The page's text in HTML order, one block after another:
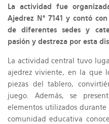
La actividad fue
Ajedrez N° 7141 y contó
de diferentes sedes y
pasión y destreza por esta
La actividad central tuvo
ajedrez viviente, en la que
piezas del tablero,
juego. Además, se
elementos utilizados
comunidad educativa